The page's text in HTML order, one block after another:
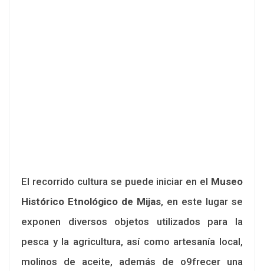
El recorrido cultura se puede iniciar en el Museo
Histórico Etnológico de Mijas, en este lugar se
exponen diversos objetos utilizados para la
pesca y la agricultura, así como artesanía local,
molinos de aceite, además de o9frecer una